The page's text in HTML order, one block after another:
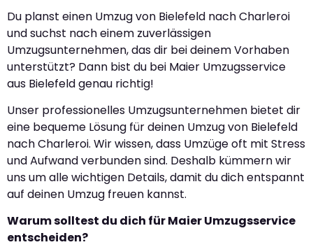
Du planst einen Umzug von Bielefeld nach Charleroi
und suchst nach einem zuverlässigen
Umzugsunternehmen, das dir bei deinem Vorhaben
unterstützt? Dann bist du bei Maier Umzugsservice
aus Bielefeld genau richtig!
Unser professionelles Umzugsunternehmen bietet dir
eine bequeme Lösung für deinen Umzug von Bielefeld
nach Charleroi. Wir wissen, dass Umzüge oft mit Stress
und Aufwand verbunden sind. Deshalb kümmern wir
uns um alle wichtigen Details, damit du dich entspannt
auf deinen Umzug freuen kannst.
Warum solltest du dich für Maier Umzugsservice
entscheiden?